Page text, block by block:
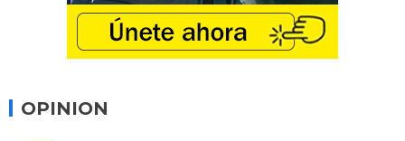
OPINION